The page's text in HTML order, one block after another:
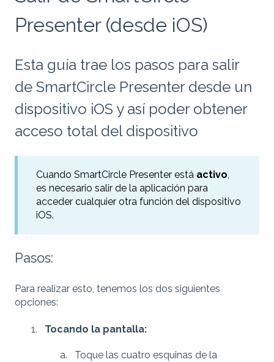
Presenter (desde iOS)
Esta guía trae los pasos para salir
de SmartCircle Presenter desde un
dispositivo iOS y así poder obtener
acceso total del dispositivo
Cuando SmartCircle Presenter está activo,
es necesario salir de la aplicación para
acceder cualquier otra función del dispositivo
iOS.
Pasos:
Para realizar esto, tenemos los dos siguientes
opciones:
Tocando la pantalla:
Toque las cuatro esquinas de la